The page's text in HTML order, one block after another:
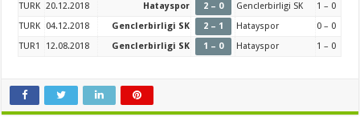
TURK 20.12.2018 Hatayspor 2 – 0 Genclerbirligi SK
1 – 0
TURK
04.12.2018 Genclerbirligi SK 2 – 1 Hatayspor
0 – 0
TUR1
12.08.2018 Genclerbirligi SK 1 – 0 Hatayspor 1 – 0